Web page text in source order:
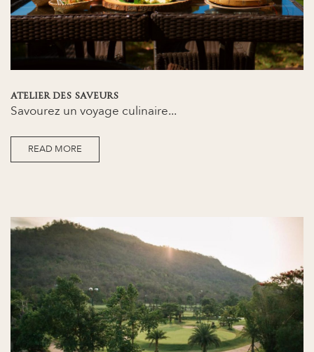
ATELIER DES SAVEURS
Savourez un voyage culinaire...
READ MORE